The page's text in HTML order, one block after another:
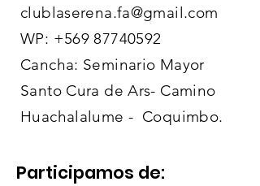
clublaserena.fa@gmail.com
WP: +569 87740592
Cancha: Seminario Mayor
Santo Cura de Ars- Camino
Huachalalume - Coquimbo.
Participamos de: